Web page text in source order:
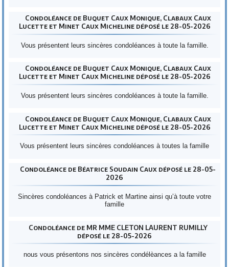
Condoléance de Buquet Caux Monique, Clabaux Caux
Lucette et Minet Caux Micheline déposé le 28-05-2026
Vous présentent leurs sincères condoléances à toute la famille.
Condoléance de Buquet Caux Monique, Clabaux Caux
Lucette et Minet Caux Micheline déposé le 28-05-2026
Vous présentent leurs sincères condoléances à toute la famille.
Condoléance de Buquet Caux Monique, Clabaux Caux
Lucette et Minet Caux Micheline déposé le 28-05-2026
Vous présentent leurs sincères condoléances à toutes la famille
Condoléance de Béatrice Soudain Caux déposé le 28-05-
2026
Sincères condoléances à Patrick et Martine ainsi qu’à toute votre
famille
Condoléance de MR MME CLETON LAURENT RUMILLY
déposé le 28-05-2026
nous vous présentons nos sincères condélèances a la famille